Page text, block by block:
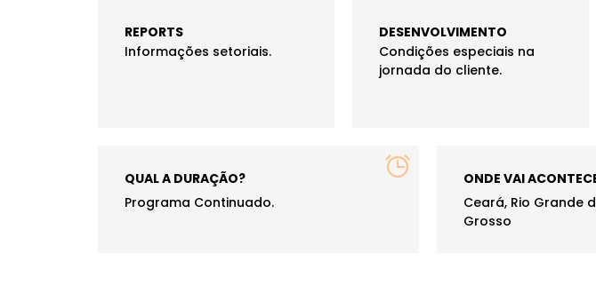
REPORTS
Informações setoriais.
DESENVOLVIMENTO
Condições especiais na
jornada do cliente.
QUAL A DURAÇÃO?
Programa Continuado.
ONDE VAI
Ceará, Rio Grande
Grosso